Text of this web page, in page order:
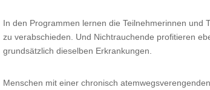
In den Programmen lernen die Teilnehmerinnen und
zu verabschieden. Und Nichtrauchende profitieren
grundsätzlich dieselben Erkrankungen.
Menschen mit einer chronisch